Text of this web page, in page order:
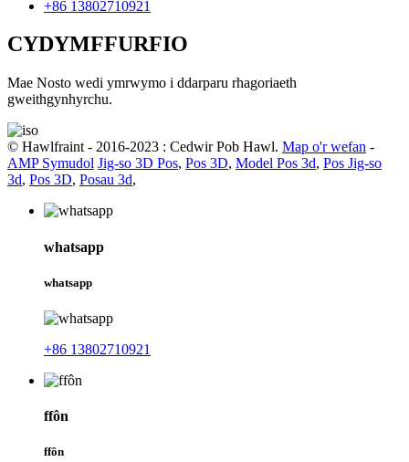
+86 13802710921
CYDYMFFURFIO
Mae Nosto wedi ymrwymo i ddarparu rhagoriaeth
gweithgynhyrchu.
© Hawlfraint - 2016-2023 : Cedwir Pob Hawl. Map o'r wefan -
AMP Symudol Jig-so 3D Pos, Pos 3D, Model Pos 3d, Pos Jig-so
3d, Pos 3D, Posau 3d,
whatsapp
whatsapp
+86 13802710921
ffôn
ffôn